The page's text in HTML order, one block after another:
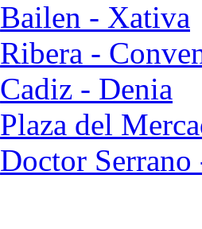
Bailen - Xativa
Ribera -
Cadiz - Denia
Plaza del
Doctor